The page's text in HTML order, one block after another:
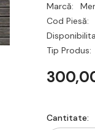
Marcă:
Cod Piesă:
Tip Produs:
Cantitate: